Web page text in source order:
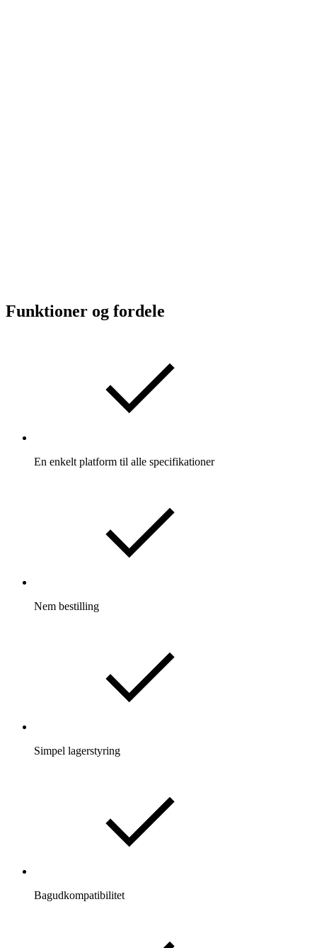
Funktioner og fordele
En enkelt platform til alle specifikationer
Nem bestilling
Simpel lagerstyring
Bagudkompatibilitet